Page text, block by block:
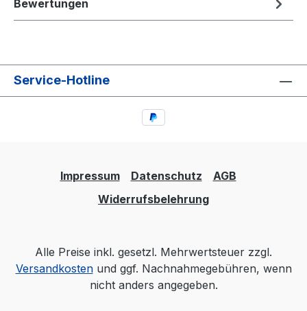
Bewertungen
Service-Hotline
Impressum Datenschutz
AGB
Widerrufsbelehrung
Alle Preise inkl. gesetzl. Mehrwertsteuer zzgl.
Versandkostenund ggf. Nachnahmegebühren, wenn
nicht anders angegeben.